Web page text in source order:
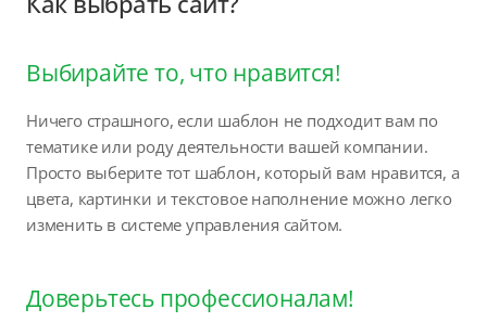
Выбирайте то, что нравится!
Ничего страшного, если шаблон не подходит вам по
тематике или роду деятельности вашей компании.
Просто выберите тот шаблон, который вам нравится, а
цвета, картинки и текстовое наполнение можно легко
изменить в системе управления сайтом.
Доверьтесь профессионалам!